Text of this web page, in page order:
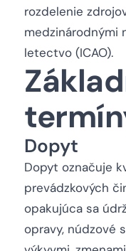
rozdelenie
medzinárodnými
letectvo (ICAO).
Dopyt
Dopyt označuje
prevádzkových
opakujúca sa
opravy, núdzové